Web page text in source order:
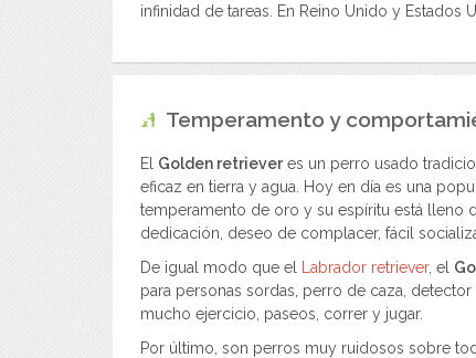
infinidad de tareas. En Reino Unido y
Temperamento y
El Golden retrieveres un perro usado
eficaz en tierra y agua. Hoy en día es una
temperamento de oro y su espíritu está lleno
dedicación, deseo de complacer, fácil
De igual modo que el
Labrador retriever, el
para personas sordas, perro de caza,
mucho ejercicio, paseos, correr y jugar.
Por último, son perros muy ruidosos sobre